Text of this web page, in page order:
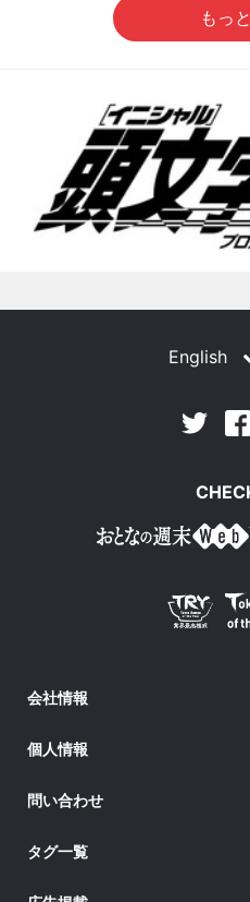
もっ
English
会社情報
個人情報
問い合わせ
タグ一覧